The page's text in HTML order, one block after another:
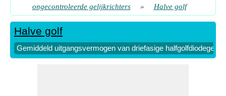
ongecontroleerde gelijkrichters
» Halve golf
Halve golf
Gemiddeld uitgangsvermogen van driefasige